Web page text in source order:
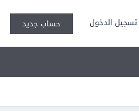
تسجيل الدخول حساب جديد